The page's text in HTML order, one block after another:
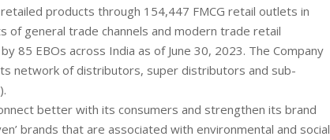
products through 154,447 FMCG retail outlets in
of general trade channels and modern trade retail
85 EBOs across India as of June 30, 2023. The Company
network of distributors, super distributors and sub-
better with its consumers and strengthen its brand
brands that are associated with environmental and social